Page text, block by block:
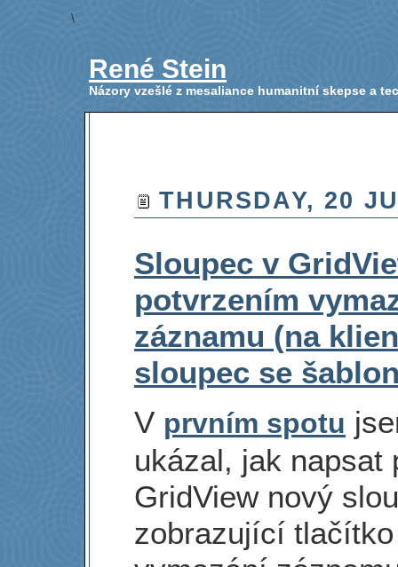
\
René Stein
Názory vzešlé z mesaliance humanitní skepse a
THURSDAY, 20
Sloupec v
potvrzením
záznamu (na
sloupec se
V prvním spotu
ukázal, jak napsat
GridView nový
zobrazující